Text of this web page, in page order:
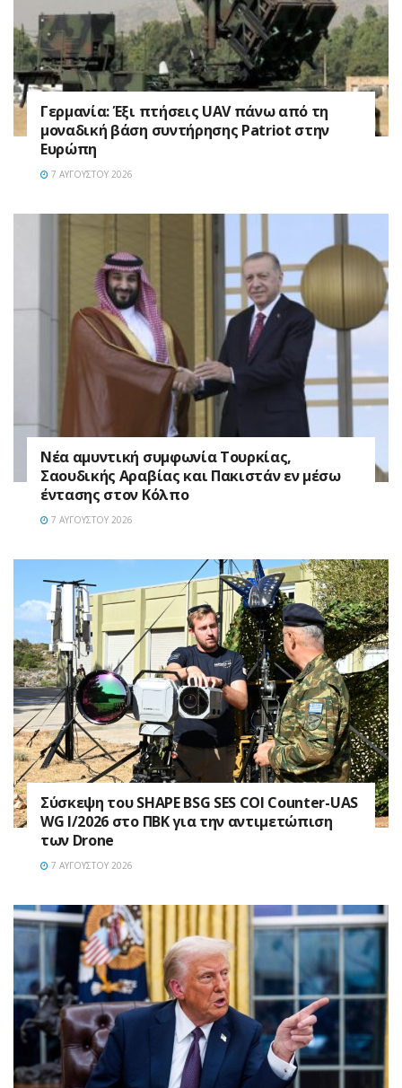
Γερμανία: Έξι πτήσεις UAV πάνω από τη
μοναδική βάση συντήρησης Patriot στην
Ευρώπη
7 ΑΥΓΟΎΣΤΟΥ 2026
Νέα αμυντική συμφωνία Τουρκίας,
Σαουδικής Αραβίας και Πακιστάν εν μέσω
έντασης στον Κόλπο
7 ΑΥΓΟΎΣΤΟΥ 2026
Σύσκεψη του SHAPE BSG SES COI Counter-UAS
WG I/2026 στο ΠΒΚ για την αντιμετώπιση
των Drone
7 ΑΥΓΟΎΣΤΟΥ 2026